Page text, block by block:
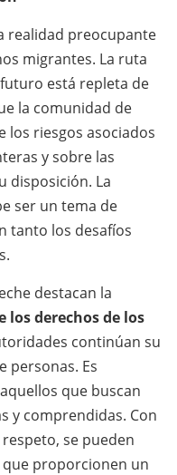
realidad preocupante
migrantes. La ruta
está repleta de
la comunidad de
los riesgos asociados
y sobre las
disposición. La
ser un tema de
tanto los desafíos
destacan la
los derechos de los
continúan su
personas. Es
que buscan
y comprendidas. Con
se pueden
proporcionen un